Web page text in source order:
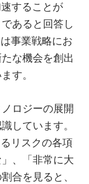
することが
あると回答し
事業戦略にお
な機会を創出
す。
ロジーの展開
しています。
リスクの各項
、「非常に大
合を見ると、